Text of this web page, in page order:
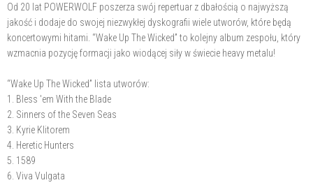
Od 20 lat POWERWOLF poszerza swój repertuar z dbałością o najwyższą
jakość i dodaje do swojej niezwykłej dyskografii wiele utworów, które będą
koncertowymi hitami. “Wake Up The Wicked” to kolejny album zespołu, który
wzmacnia pozycję formacji jako wiodącej siły w świecie heavy metalu!
“Wake Up The Wicked” lista utworów:
1. Bless 'em With the Blade
2. Sinners of the Seven Seas
3. Kyrie Klitorem
4. Heretic Hunters
5. 1589
6. Viva Vulgata